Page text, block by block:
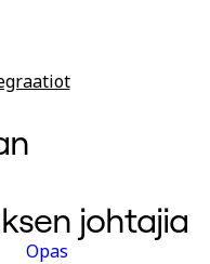
johtajia
Opas